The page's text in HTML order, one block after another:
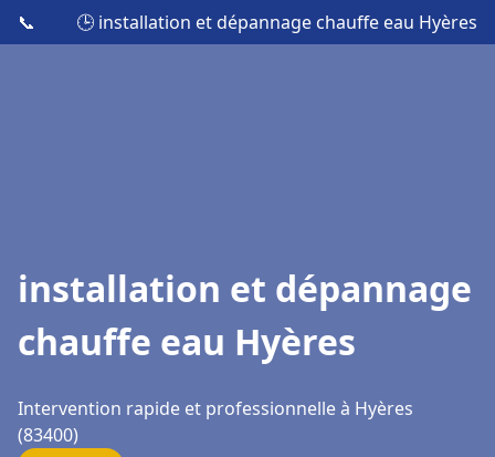
📞 🕒 installation et dépannage chauffe eau Hyères
installation et dépannage
chauffe eau Hyères
Intervention rapide et professionnelle à Hyères
(83400)